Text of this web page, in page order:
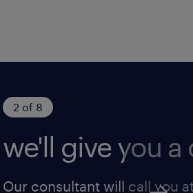
2 of 8
we'll give you a
Our consultant will call you